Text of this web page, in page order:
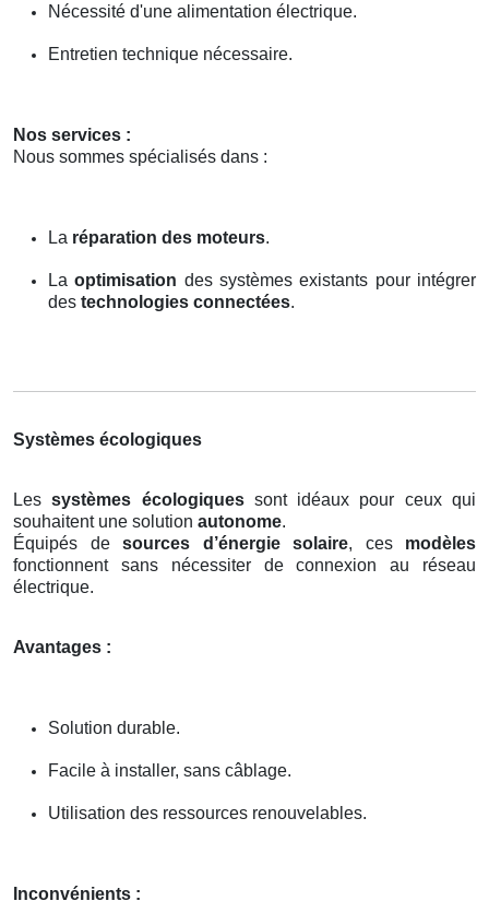
Nécessité d'une alimentation électrique.
Entretien technique nécessaire.
Nos services :
Nous sommes spécialisés dans :
La réparation des moteurs.
Laoptimisation des systèmes existants pour intégrer
des technologies connectées.
Systèmes écologiques
Lessystèmes écologiquessont idéaux pour ceux qui
souhaitent une solution autonome.
Équipés de sources d’énergie solaire, ces modèles
fonctionnent sans nécessiter de connexion au réseau
électrique.
Avantages :
Solution durable.
Facile à installer, sans câblage.
Utilisation des ressources renouvelables.
Inconvénients :